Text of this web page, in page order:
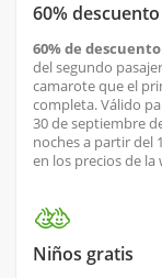
60%
60% de
del segundo
camarote que el
completa. Válido
30 de septiembre
noches a partir del
en los precios de la
Niños gratis